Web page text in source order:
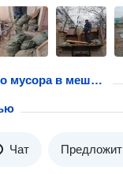
Вывоз строительного мусора в мешках
Чат